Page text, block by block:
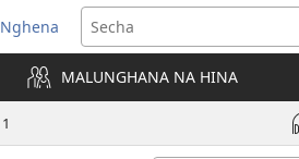
Nghena
(opens
new
window)MALUNGHANA NA HINA
1